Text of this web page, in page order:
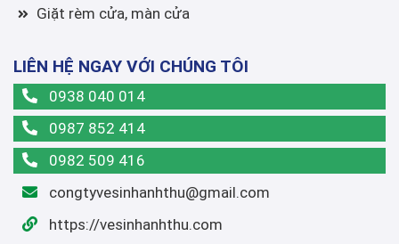
Giặt rèm cửa, màn cửa
LIÊN HỆ NGAY VỚI CHÚNG TÔI
0938 040 014
0987 852 414
0982 509 416
congtyvesinhanhthu@gmail.com
https://vesinhanhthu.com